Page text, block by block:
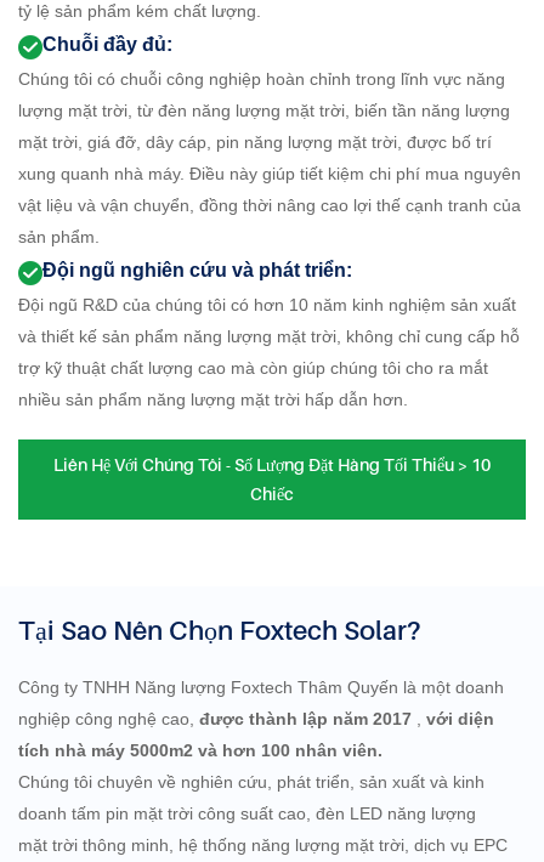
tỷ lệ sản phẩm kém chất lượng.
Chuỗi đầy đủ:
Chúng tôi có chuỗi công nghiệp hoàn chỉnh trong lĩnh vực năng
lượng mặt trời, từ đèn năng lượng mặt trời, biến tần năng lượng
mặt trời, giá đỡ, dây cáp, pin năng lượng mặt trời, được bố trí
xung quanh nhà máy. Điều này giúp tiết kiệm chi phí mua nguyên
vật liệu và vận chuyển, đồng thời nâng cao lợi thế cạnh tranh của
sản phẩm.
Đội ngũ nghiên cứu và phát triển:
Đội ngũ R&D của chúng tôi có hơn 10 năm kinh nghiệm sản xuất
và thiết kế sản phẩm năng lượng mặt trời, không chỉ cung cấp hỗ
trợ kỹ thuật chất lượng cao mà còn giúp chúng tôi cho ra mắt
nhiều sản phẩm năng lượng mặt trời hấp dẫn hơn.
Liên Hệ Với Chúng Tôi - Số Lượng Đặt Hàng Tối Thiểu > 10
Chiếc
Tại Sao Nên Chọn Foxtech Solar?
Công ty TNHH Năng lượng Foxtech Thâm Quyến là một doanh
nghiệp công nghệ cao, được thành lập năm 2017 , với diện
tích nhà máy 5000m2 và hơn 100 nhân viên.
Chúng tôi chuyên về nghiên cứu, phát triển, sản xuất và kinh
doanh tấm pin mặt trời công suất cao, đèn LED năng lượng
mặt trời thông minh, hệ thống năng lượng mặt trời, dịch vụ EPC